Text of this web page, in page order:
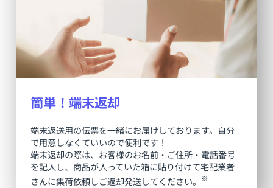
簡単！端末返却
端末返送用の伝票を一緒にお届けしております。自分
で用意しなくていいので便利です！
端末返却の際は、お客様のお名前・ご住所・電話番号
を記入し、商品が入っていた箱に貼り付けて宅配業者
さんに集荷依頼しご返却発送してください。 ※